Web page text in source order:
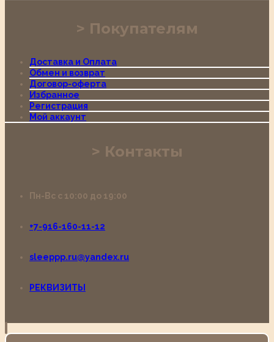
Покупателям
Доставка и Оплата
Обмен и возврат
Договор-оферта
Избранное
Регистрация
Мой аккаунт
Контакты
Пн-Вс с 10:00 до 19:00
+7-916-160-11-12
sleeppp.ru@yandex.ru
РЕКВИЗИТЫ